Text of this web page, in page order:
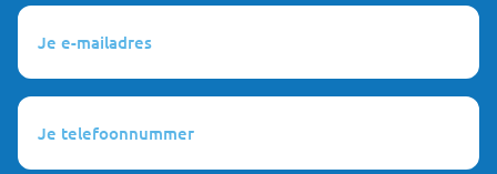
Je
mailadres
(Vereist)
Je
telefoonnummer
(Vereist)